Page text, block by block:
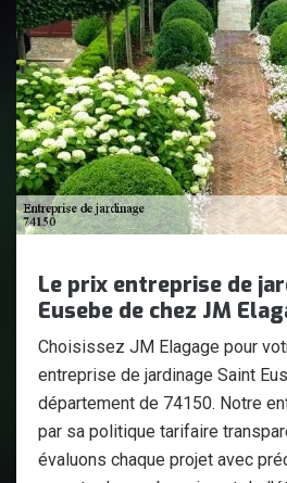
Le prix entreprise de
Eusebe de chez JM
Choisissez JM Elagage pour
entreprise de jardinage Saint
département de 74150. Notre
par sa politique tarifaire
évaluons chaque projet avec